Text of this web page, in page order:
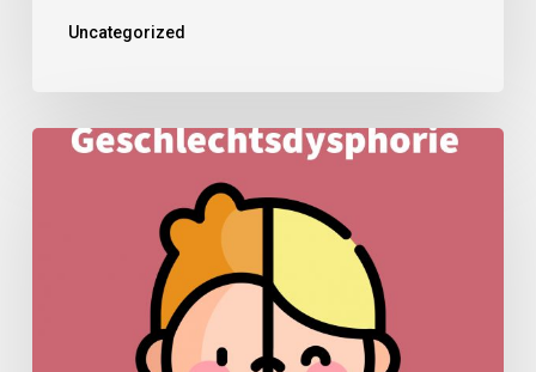
Uncategorized